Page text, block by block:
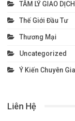
TÂM LÝ GIAO DỊCH
Thế Giới Đầu Tư
Thương Mại
Uncategorized
Ý Kiến Chuyên Gia
Liên Hệ